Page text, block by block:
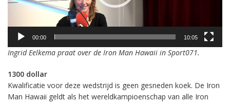
00:00 10:05
Ingrid Eelkema praat over de Iron Man Hawaii in Sport071.
1300 dollar
Kwalificatie voor deze wedstrijd is geen gesneden koek. De Iron
Man Hawaii geldt als het wereldkampioenschap van alle Iron